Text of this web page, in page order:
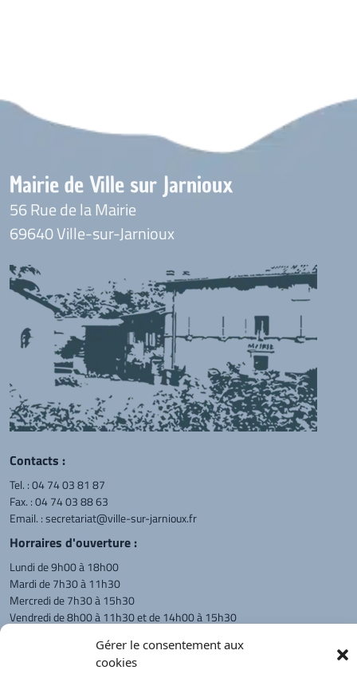
Gérer le consentement aux
cookies
Mairie de Ville sur Jarnioux
56 Rue de la Mairie
69640 Ville-sur-Jarnioux
Contacts :
Tel. :04 74 03 81 87
Fax. : 04 74 03 88 63
Email. :secretariat@ville-sur-jarnioux.fr
Horraires d'ouverture :
Lundi de 9h00 à 18h00
Mardi de 7h30 à 11h30
Mercredi de 7h30 à 15h30
Vendredi de 8h00 à 11h30 et de 14h00 à 15h30
L'appel téléphonique reste à privilégier
Monsieur le Maire et les adjoints